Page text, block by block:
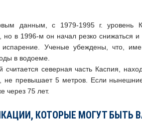
данным, с 1979-1995 г. уровень
но в 1996-м он начал резко снижаться
испарение. Ученые убеждены, что,
в водоеме.
считается северная часть Каспия,
не превышает 5 метров. Если
через 75 лет.
КОТОРЫЕ МОГУТ БЫТЬ